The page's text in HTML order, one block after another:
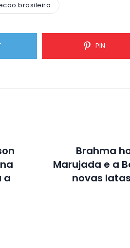
brasileira
PIN
a
Brahma
Marujada e a
novas